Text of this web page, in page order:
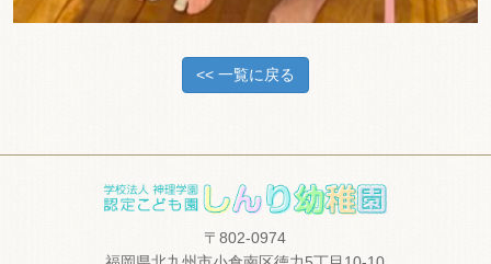
<< 一覧に戻る
〒802-0974